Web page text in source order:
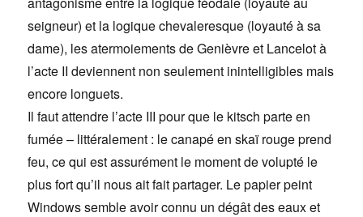
seigneur) et la logique chevaleresque (loyauté à sa
dame), les atermoiements de Genièvre et Lancelot à
l’acte II deviennent non seulement inintelligibles mais
encore longuets.
Il faut attendre l’acte III pour que le kitsch parte en
fumée – littéralement : le canapé en skaï rouge prend
feu, ce qui est assurément le moment de volupté le
plus fort qu’il nous ait fait partager. Le papier peint
Windows semble avoir connu un dégât des eaux et